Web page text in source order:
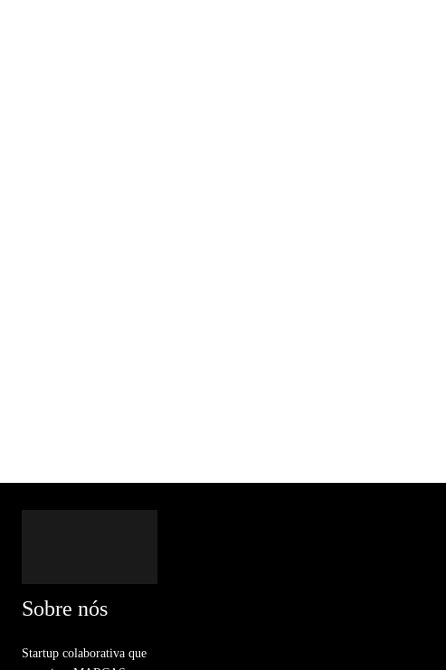
Sobre nós
Startup colaborativa que